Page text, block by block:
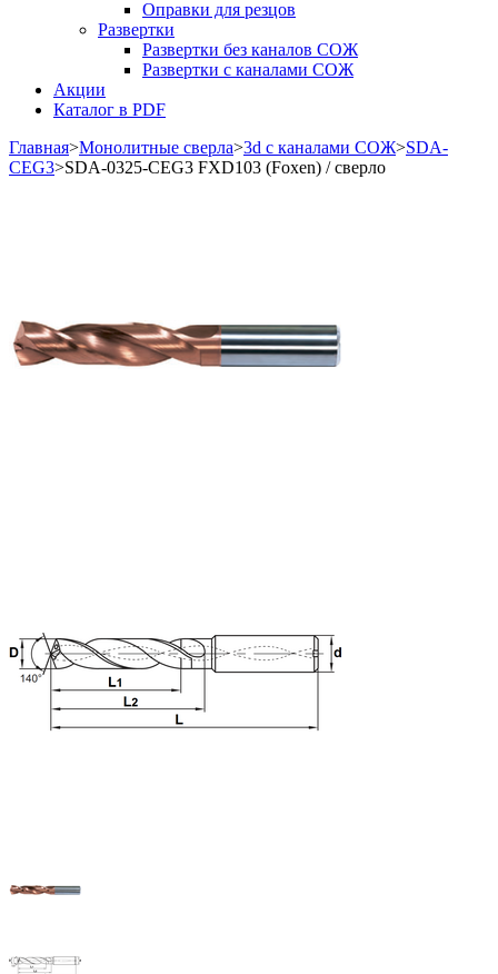
Оправки для резцов
Развертки
Развертки без каналов СОЖ
Развертки с каналами СОЖ
Акции
Каталог в PDF
Главная>Монолитные сверла>3d с каналами СОЖ>SDA-
CEG3>SDA-0325-CEG3 FXD103 (Foxen) / сверло